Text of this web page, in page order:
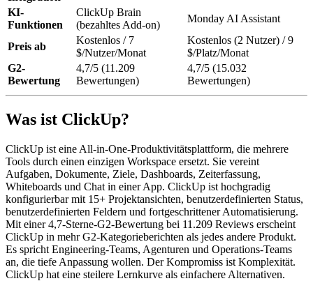
KI-
Funktionen
ClickUp Brain
(bezahltes Add-on)
Monday AI Assistant
Preis ab
Kostenlos / 7
$/Nutzer/Monat
Kostenlos (2 Nutzer) / 9
$/Platz/Monat
G2-
Bewertung
4,7/5 (11.209
Bewertungen)
4,7/5 (15.032
Bewertungen)
Was ist ClickUp?
ClickUp ist eine All-in-One-Produktivitätsplattform, die mehrere
Tools durch einen einzigen Workspace ersetzt. Sie vereint
Aufgaben, Dokumente, Ziele, Dashboards, Zeiterfassung,
Whiteboards und Chat in einer App. ClickUp ist hochgradig
konfigurierbar mit 15+ Projektansichten, benutzerdefinierten Status,
benutzerdefinierten Feldern und fortgeschrittener Automatisierung.
Mit einer 4,7-Sterne-G2-Bewertung bei 11.209 Reviews erscheint
ClickUp in mehr G2-Kategorieberichten als jedes andere Produkt.
Es spricht Engineering-Teams, Agenturen und Operations-Teams
an, die tiefe Anpassung wollen. Der Kompromiss ist Komplexität.
ClickUp hat eine steilere Lernkurve als einfachere Alternativen.